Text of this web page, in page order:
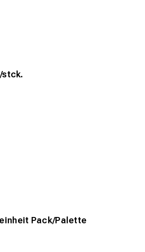
stck.
Pack/Palette